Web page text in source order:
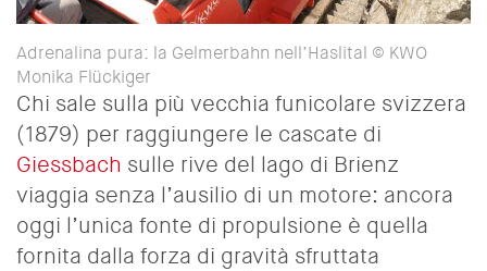
Adrenalina pura: la Gelmerbahn nell’Haslital © KWO
Monika Flückiger
Chi sale sulla più vecchia funicolare svizzera
(1879) per raggiungere le cascate di
Giessbach sulle rive del lago di Brienz
viaggia senza l’ausilio di un motore: ancora
oggi l’unica fonte di propulsione è quella
fornita dalla forza di gravità sfruttata